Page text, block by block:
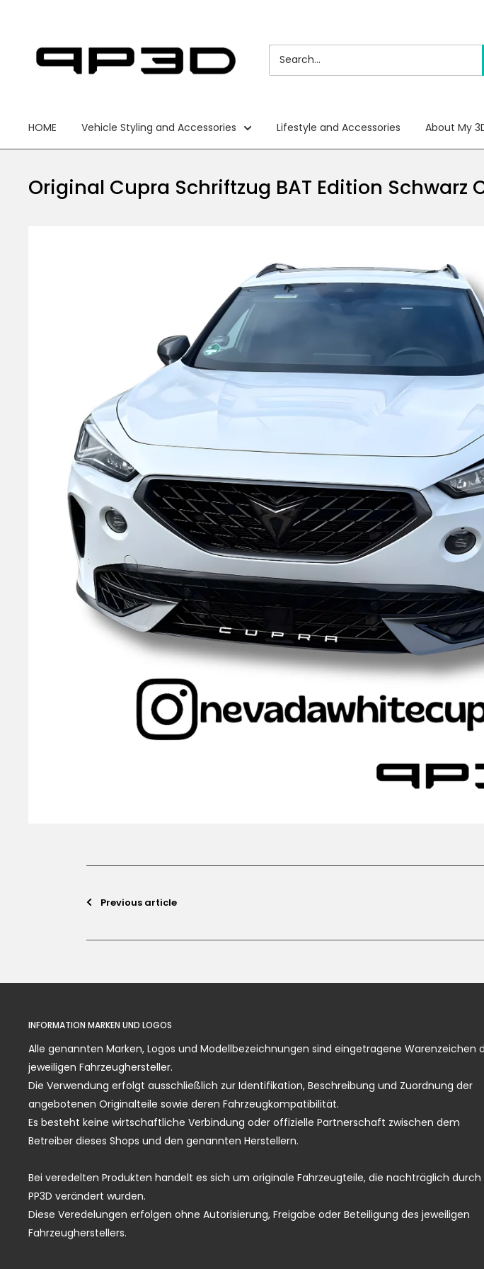
content
HOME Vehicle Styling and Accessories Lifestyle and Accessories About My
Original Cupra Schriftzug BAT Edition Schwarz
Previous article
INFORMATION MARKEN UND LOGOS
Alle genannten Marken, Logos und Modellbezeichnungen sind eingetragene Warenzeichen
jeweiligen Fahrzeughersteller.
Die Verwendung erfolgt ausschließlich zur Identifikation, Beschreibung und Zuordnung der
angebotenen Originalteile sowie deren Fahrzeugkompatibilität.
Es besteht keine wirtschaftliche Verbindung oder offizielle Partnerschaft zwischen dem
Betreiber dieses Shops und den genannten Herstellern.
Bei veredelten Produkten handelt es sich um originale Fahrzeugteile, die nachträglich durch
PP3D verändert wurden.
Diese Veredelungen erfolgen ohne Autorisierung, Freigabe oder Beteiligung des jeweiligen
Fahrzeugherstellers.